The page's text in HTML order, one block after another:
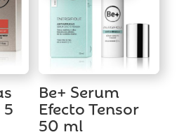
Be+ Serum
Efecto Tensor
50 ml